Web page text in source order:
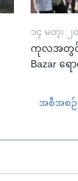
၁၄ မတ္၊ ၂
ကုလအတွင်း
Bazar ရေ
အစီအစဉ်